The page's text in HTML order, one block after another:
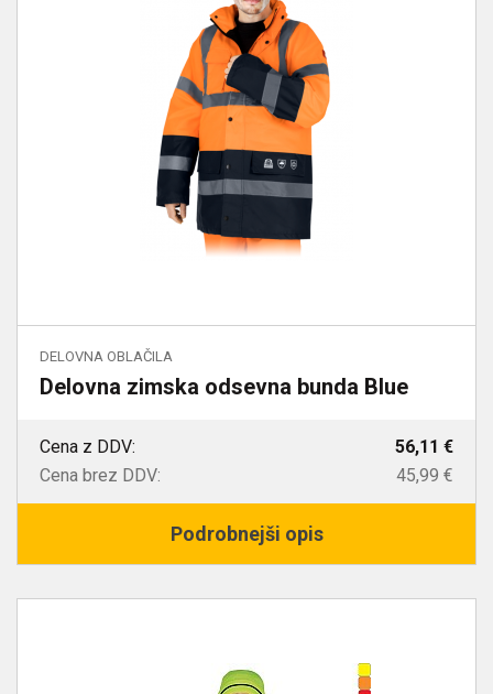
DELOVNA OBLAČILA
Delovna zimska odsevna bunda Blue
Cena z DDV:
56,11 €
Cena brez DDV:
45,99 €
Podrobnejši opis